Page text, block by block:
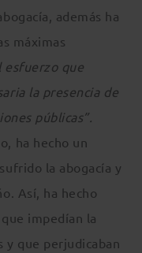
además ha
máximas
esfuerzo que
la presencia de
públicas”.
ha hecho un
la abogacía y
Así, ha hecho
impedían la
y que perjudicaban